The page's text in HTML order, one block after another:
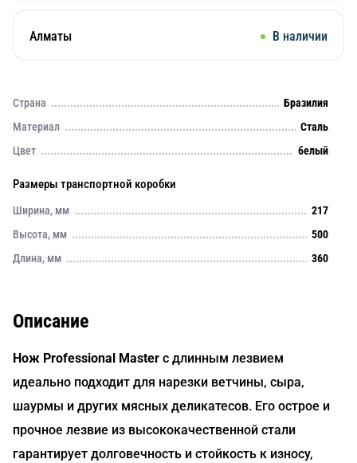
Алматы В наличии
Страна
Бразилия
Материал
Сталь
Цвет
белый
Размеры транспортной коробки
Ширина, мм
217
Высота, мм
500
Длина, мм
360
Описание
Нож Professional Master с длинным лезвием
идеально подходит для нарезки ветчины, сыра,
шаурмы и других мясных деликатесов. Его острое и
прочное лезвие из высококачественной стали
гарантирует долговечность и стойкость к износу,